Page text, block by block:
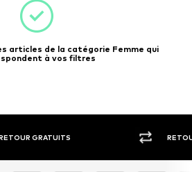
articles de la catégorie Femme qui
à vos filtres
GRATUITS